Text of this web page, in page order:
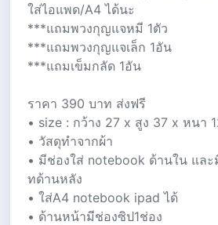
ใส่ไอแพด/A4 ได้นะ
***แถมพวงกุญแจหมี 1ตัว
***แถมพวงกุญแจเล็ก 1อัน
***แถมเข็มกลัด 1อัน
ราคา 390 บาท ส่งฟรี
• size : กว้าง 27 x สูง 37 x หนา
• วัสดุทำจากผ้า
• มีช่องใส่ notebook ด้านใน แล
ทด้านหลัง
• ใส่A4 notebook ipad ได้
• ด้านหน้ามีช่องซิป1ช่อง